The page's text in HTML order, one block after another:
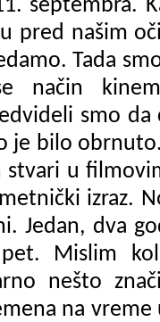
septembra.
pred našim
Tada
način
smo
je bilo
u
izraz.
Jedan, dva
Mislim
nešto
na